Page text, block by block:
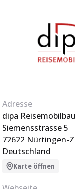
Adresse
dipa
Siemensstrasse 5
72622 Nürtingen-
Deutschland
Karte öffnen